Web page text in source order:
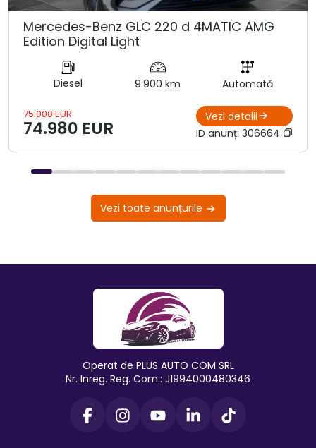
Mercedes-Benz GLC 220 d 4MATIC AMG
Edition Digital Light
Diesel 9.900 km Automată
75.000 EUR
74.980 EUR
Vezi detalii
ID anunț: 306664
Vezi toate anunțurile
Operat de PLUS AUTO COM SRL
Nr. Inreg. Reg. Com.: J1994000480346